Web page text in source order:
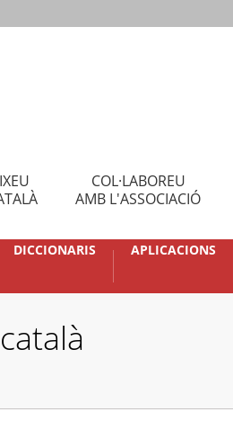
COL·LABOREU
AMB L'ASSOCIACIÓ
DICCIONARIS APLICACIONS